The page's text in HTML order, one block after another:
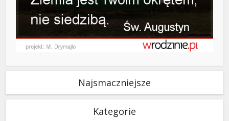
Najsmaczniejsze
Kategorie